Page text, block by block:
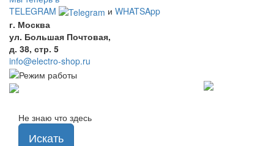
TELEGRAM
и WHATSApp
г. Москва
ул. Большая Почтовая,
д. 38, стр. 5
info@electro-shop.ru
Не знаю что здесь
Искать